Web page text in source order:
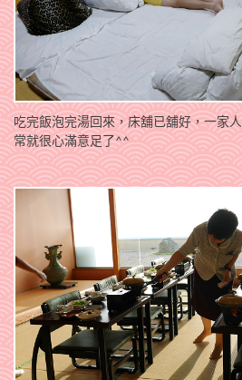
吃完飯泡完湯回來，床舖已舖好，一家
常就很心滿意足了^^